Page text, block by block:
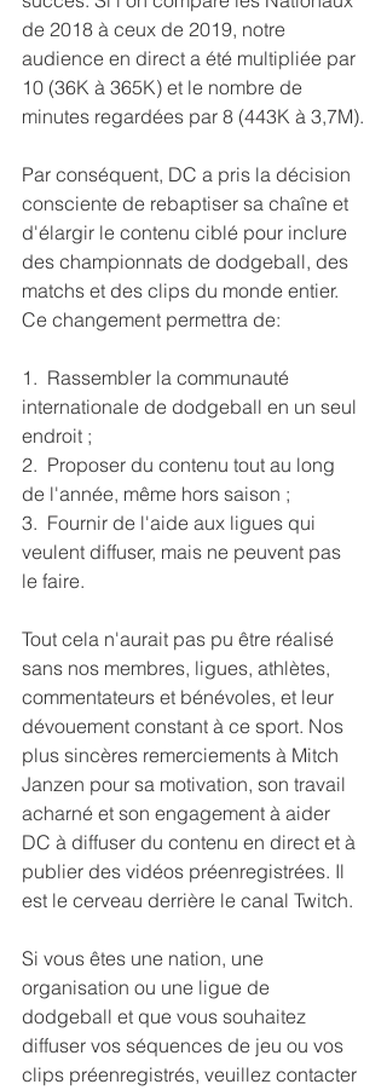
de 2018 à ceux de 2019, notre
audience en direct a été multipliée par
10 (36K à 365K) et le nombre de
minutes regardées par 8 (443K à 3,7M).
Par conséquent, DC a pris la décision
consciente de rebaptiser sa chaîne et
d'élargir le contenu ciblé pour inclure
des championnats de dodgeball, des
matchs et des clips du monde entier.
Ce changement permettra de:
1. Rassembler la communauté
internationale de dodgeball en un seul
endroit ;
2.  Proposer du contenu tout au long
de l'année, même hors saison ;
3.  Fournir de l'aide aux ligues qui
veulent diffuser, mais ne peuvent pas
le faire.
Tout cela n'aurait pas pu être réalisé
sans nos membres, ligues, athlètes,
commentateurs et bénévoles, et leur
dévouement constant à ce sport. Nos
plus sincères remerciements à Mitch
Janzen pour sa motivation, son travail
acharné et son engagement à aider
DC à diffuser du contenu en direct et à
publier des vidéos préenregistrées. Il
est le cerveau derrière le canal Twitch.
Si vous êtes une nation, une
organisation ou une ligue de
dodgeball et que vous souhaitez
diffuser vos séquences de jeu ou vos
clips préenregistrés, veuillez contacter